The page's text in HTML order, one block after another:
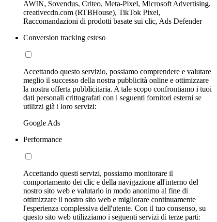
AWIN, Sovendus, Criteo, Meta-Pixel, Microsoft Advertising,
creativecdn.com (RTBHouse), TikTok Pixel,
Raccomandazioni di prodotti basate sui clic, Ads Defender
Conversion tracking esteso
Accettando questo servizio, possiamo comprendere e valutare
meglio il successo della nostra pubblicità online e ottimizzare
la nostra offerta pubblicitaria. A tale scopo confrontiamo i tuoi
dati personali crittografati con i seguenti fornitori esterni se
utilizzi già i loro servizi:
Google Ads
Performance
Accettando questi servizi, possiamo monitorare il
comportamento dei clic e della navigazione all'interno del
nostro sito web e valutarlo in modo anonimo al fine di
ottimizzare il nostro sito web e migliorare continuamente
l'esperienza complessiva dell'utente. Con il tuo consenso, su
questo sito web utilizziamo i seguenti servizi di terze parti: